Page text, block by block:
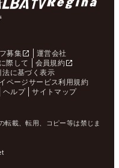
募集
運営会社
際して
会員規約
法に基づく表示
ページサービス利用規約
ヘルプ サイトマップ
転載、転用、コピー等は禁じま